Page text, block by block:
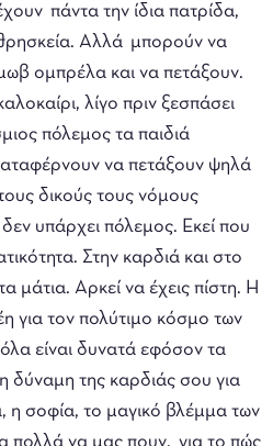
πάντα την ίδια πατρίδα,
θρησκεία. Αλλά μπορούν να
ομπρέλα και να πετάξουν.
λίγο πριν ξεσπάσει
πόλεμος τα παιδιά
να πετάξουν ψηλά
δικούς τους νόμους
υπάρχει πόλεμος. Εκεί που
Στην καρδιά και στο
μάτια. Αρκεί να έχεις πίστη. Η
για τον πολύτιμο κόσμο των
είναι δυνατά εφόσον τα
δύναμη της καρδιάς σου για
σοφία, το μαγικό βλέμμα των